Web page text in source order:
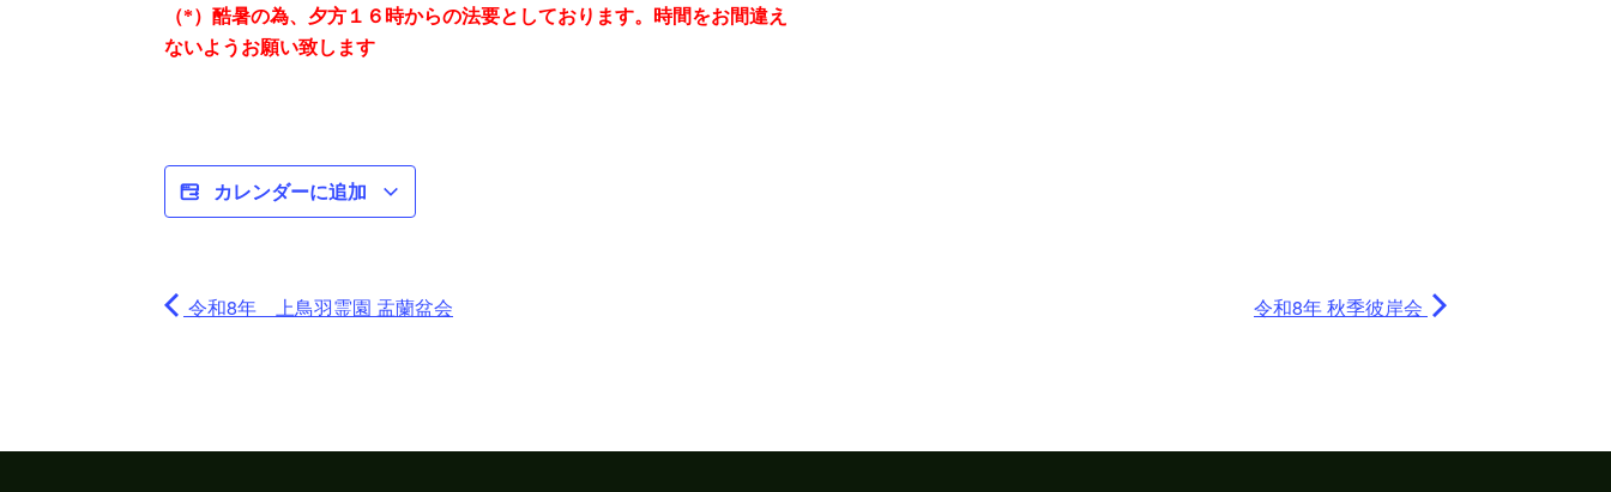
（*）酷暑の為、夕方１６時からの法要としております。時間をお間違え
ないようお願い致します
カレンダーに追加
令和8年 上鳥羽霊園 盂蘭盆会 令和8年 秋季彼岸会